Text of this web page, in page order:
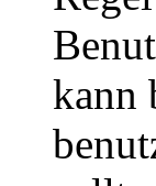
kann